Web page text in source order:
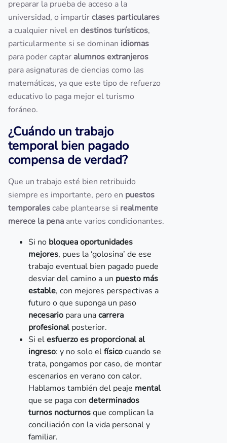
preparar la prueba de acceso a la
universidad, o impartirclases particulares
a cualquier nivel en destinos turísticos,
particularmente si se dominan idiomas
para poder captar alumnos extranjeros
para asignaturas de ciencias como las
matemáticas, ya que este tipo de refuerzo
educativo lo paga mejor el turismo
foráneo.
¿Cuándo un trabajo
temporal bien pagado
compensa de verdad?
Que un trabajo esté bien retribuido
siempre es importante, pero en puestos
temporalescabe plantearse si realmente
merece la pena ante varios condicionantes.
Si no bloquea oportunidades
mejores, pues la ‘golosina’ de ese
trabajo eventual bien pagado puede
desviar del camino a un puesto más
estable, con mejores perspectivas a
futuro o que suponga un paso
necesario para unacarrera
profesionalposterior.
Si elesfuerzo es proporcional al
ingreso: y no solo elfísicocuando se
trata, pongamos por caso, de montar
escenarios en verano con calor.
Hablamos también del peaje mental
que se paga con determinados
turnos nocturnosque complican la
conciliación con la vida personal y
familiar.